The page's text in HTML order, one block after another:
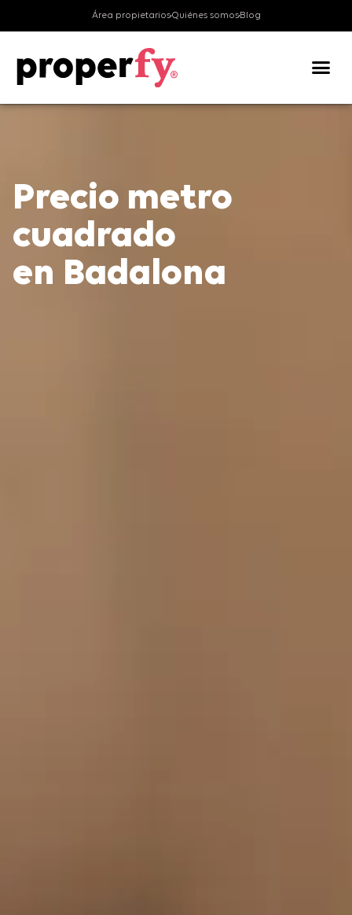
Área propietariosQuiénes somosBlog
Precio metro
cuadrado
en Badalona